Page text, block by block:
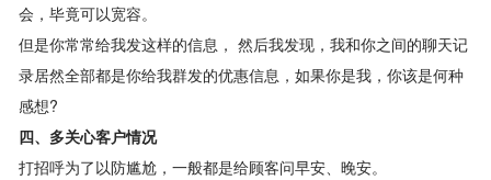
会，毕竟可以宽容。
但是你常常给我发这样的信息， 然后我发现，我和你之间的聊天记
录居然全部都是你给我群发的优惠信息，如果你是我，你该是何种
感想?
四、多关心客户情况
打招呼为了以防尴尬，一般都是给顾客问早安、晚安。